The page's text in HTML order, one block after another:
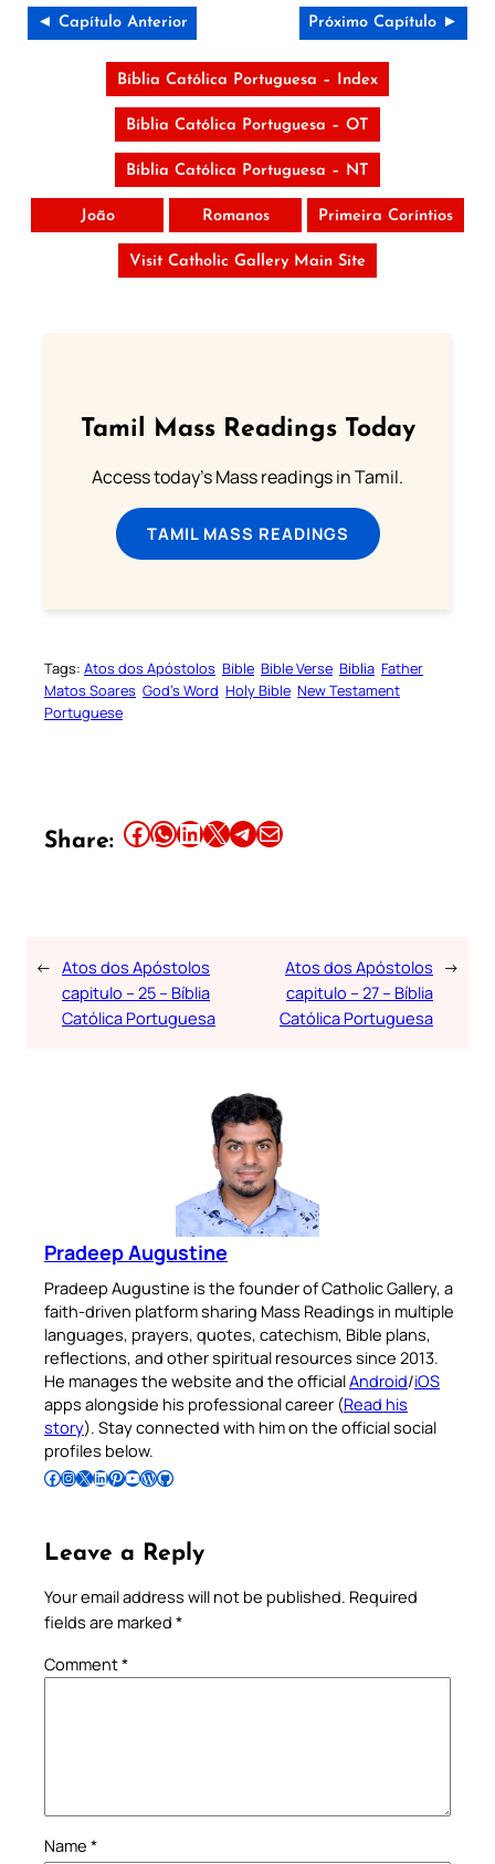
◄ Capítulo Anterior Próximo Capítulo ►
Bíblia Católica Portuguesa – Index
Bíblia Católica Portuguesa – OT
Bíblia Católica Portuguesa – NT
João Romanos Primeira Coríntios
Visit Catholic Gallery Main Site
Tamil Mass Readings Today
Access today's Mass readings in Tamil.
TAMIL MASS READINGS
Tags: Atos dos Apóstolos Bible Bible Verse Biblia Father
Matos Soares God’s Word Holy Bible New Testament
Portuguese
Share: Share this article on Facebook Share this article on WhatsApp Share this article on LinkedIn Share this article on X Share this article on TelegramEmail this Article
← Atos dos Apóstolos
capitulo – 25 – Bíblia
Católica Portuguesa
Atos dos Apóstolos
capitulo – 27 – Bíblia
Católica Portuguesa
→
Pradeep Augustine
Pradeep Augustine is the founder of Catholic Gallery, a
faith-driven platform sharing Mass Readings in multiple
languages, prayers, quotes, catechism, Bible plans,
reflections, and other spiritual resources since 2013.
He manages the website and the officialAndroid/iOS
apps alongside his professional career (Read his
story). Stay connected with him on the official social
profiles below.
Follow Pradeep on Facebook Follow Pradeep on InstagramFollow Pradeep on X Follow Pradeep on LinkedIn Follow Pradeep on Pinterest Subscribe to Pradeep’s Youtube Channel Follow Pradeep on WordPress Follow Pradeep on GitHub
Leave a Reply
Your email address will not be published. Required
fields are marked *
Comment*
Name *